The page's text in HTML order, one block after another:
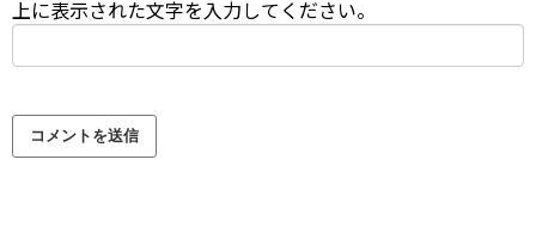
上に表示された文字を入力してください。